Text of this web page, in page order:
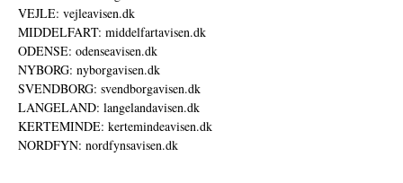
VEJLE: vejleavisen.dk
MIDDELFART: middelfartavisen.dk
ODENSE: odenseavisen.dk
NYBORG: nyborgavisen.dk
SVENDBORG: svendborgavisen.dk
LANGELAND: langelandavisen.dk
KERTEMINDE: kertemindeavisen.dk
NORDFYN: nordfynsavisen.dk